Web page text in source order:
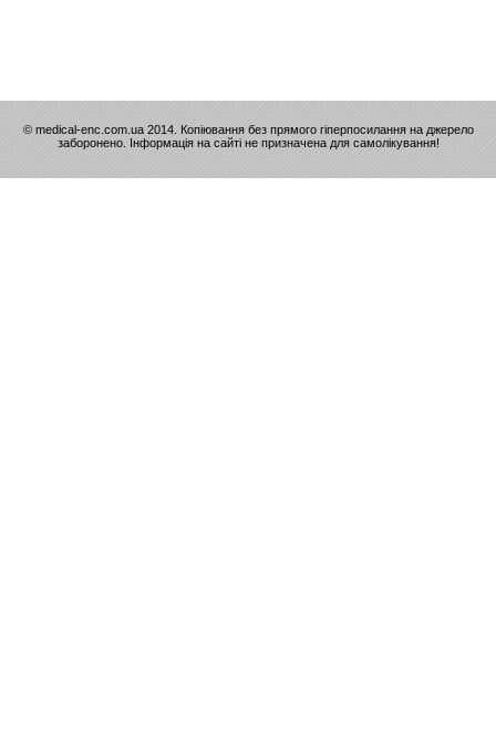
© medical-enc.com.ua 2014. Копіювання без прямого гіперпосилання на джерело
заборонено. Інформація на сайті не призначена для самолікування!